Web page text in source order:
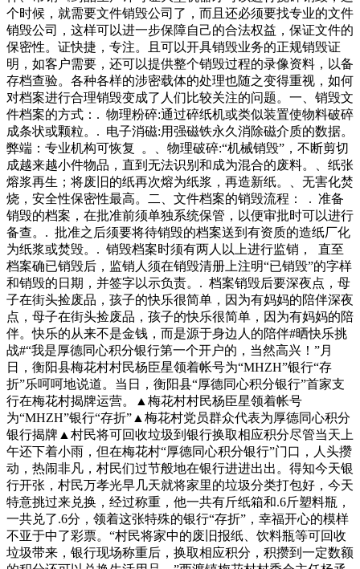
个时候，就需要文件销毁公司了，而且还必须要找专业的文件
销毁公司，这样可以进一步保障自己的合法权益，保证文件的
保密性。证快捷，专注。且可以开具销毁业务的正规销毁证
明，如客户需要，还可以提供整个销毁过程的录像资料，以备
存档查验。各种各样的涉密载体的处理也随之变得重视，如何
对档案进行合理销毁变成了人们比较关注的问题。一、销毁文
件档案的方式：. 物理粉碎:通过碎纸机或类似装置使物料破碎
成条状或颗粒。. 电子消磁:用强磁铁永久消除磁介质的数据。
弊端：专业机构可恢复 。、物理破碎:“机械销毁”，不断剪切
成越来越小件物品，直到无法识别和成为混合的废料。、纸张
熔浆再生；将废旧的纸再次熔为纸浆，再造新纸。、无害化焚
烧，安全性保密性最高。二、文件档案的销毁流程： . 准备
销毁的档案，在批准前须单独系统保管，以便审批时可以进行
备查。. 批准之后须要将待销毁的档案送到有资质的造纸厂化
为纸浆或焚毁。. 销毁档案时须有两人以上进行监销， 直至
档案确已销毁后，监销人须在销毁清册上注明“已销毁”的字样
和销毁的日期，并签字以示负责。. 档案销毁后要深夜点，母
子在街头捡废品，孩子的快乐很简单，因为有妈妈的陪伴深夜
点，母子在街头捡废品，孩子的快乐很简单，因为有妈妈的陪
伴。快乐的从来不是金钱，而是源于身边人的陪伴#晒快乐挑
战#“我是厚德同心积分银行第一个开户的，当然高兴！”月
日，衡阳县梅花村村民杨臣星领着帐号为“MHZH”银行“存
折”乐呵呵地说道。当日，衡阳县“厚德同心积分银行”首家支
行在梅花村揭牌运营。▲梅花村村民杨臣星领着帐号
为“MHZH”银行“存折”▲梅花村党员群众代表为厚德同心积分
银行揭牌▲村民将可回收垃圾到银行换取相应积分尽管当天上
午还下着小雨，但在梅花村“厚德同心积分银行”门口，人头攒
动，热闹非凡，村民们过节般地在银行进进出出。得知今天银
行开张，村民万孝光早几天就将家里的垃圾分类打包好，今天
特意挑过来兑换，经过称重，他一共有斤纸箱和.6斤塑料瓶，
一共兑了.6分，领着这张特殊的银行“存折”，幸福开心的模样
不亚于中了彩票。“村民将家中的废旧报纸、饮料瓶等可回收
垃圾带来，银行现场称重后，换取相应积分，积攒到一定数额